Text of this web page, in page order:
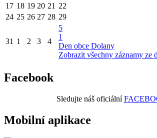
17 18 19 20 21 22
24 25 26 27 28 29
31 1 2 3 4
5
1
Den obce Dolany
Zobrazit všechny záznamy ze
Facebook
Sledujte náš oficiální
Mobilní aplikace